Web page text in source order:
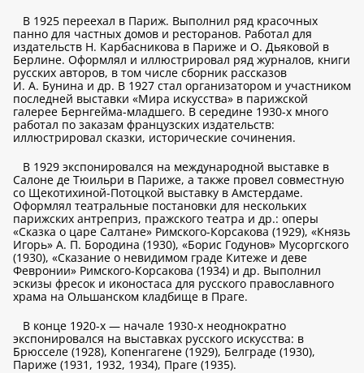
В 1925 переехал в Париж. Выполнил ряд красочных
панно для частных домов и ресторанов. Работал для
издательств Н. Карбасникова в Париже и О. Дьяковой в
Берлине. Оформлял и иллюстрировал ряд журналов, книги
русских авторов, в том числе сборник рассказов
И. А. Бунина и др. В 1927 стал организатором и участником
последней выставки «Мира искусства» в парижской
галерее Бернгейма-младшего. В середине 1930-х много
работал по заказам французских издательств:
иллюстрировал сказки, исторические сочинения.
В 1929 экспонировался на международной выставке в
Салоне де Тюильри в Париже, а также провел совместную
со Щекотихиной-Потоцкой выставку в Амстердаме.
Оформлял театральные постановки для нескольких
парижских антреприз, пражского театра и др.: оперы
«Сказка о царе Салтане» Римского-Корсакова (1929), «Князь
Игорь» А. П. Бородина (1930), «Борис Годунов» Мусоргского
(1930), «Сказание о невидимом граде Китеже и деве
Февронии» Римского-Корсакова (1934) и др. Выполнил
эскизы фресок и иконостаса для русского православного
храма на Ольшанском кладбище в Праге.
В конце 1920-х — начале 1930-х неоднократно
экспонировался на выставках русского искусства: в
Брюсселе (1928), Копенгагене (1929), Белграде (1930),
Париже (1931, 1932, 1934), Праге (1935).